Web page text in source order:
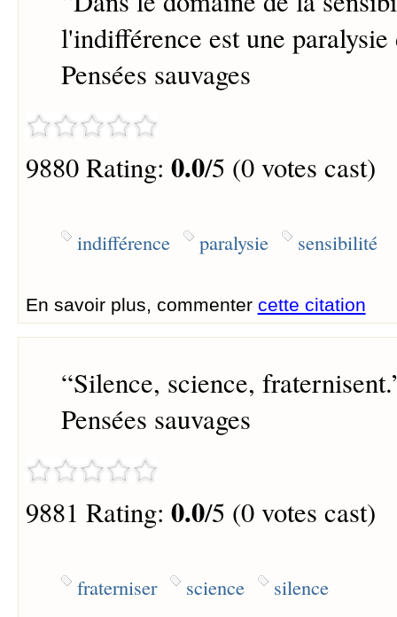
l'indifférence est une paralysie
Pensées sauvages
9880 Rating: 0.0/5 (0 votes cast)
indifférence paralysie sensibilité
En savoir plus, commenter cette citation
“Silence, science, fraternisent.
Pensées sauvages
9881 Rating: 0.0/5 (0 votes cast)
fraterniser science silence